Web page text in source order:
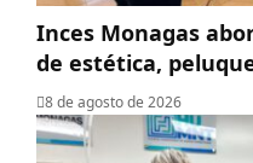
Inces Monagas
de estética,
8 de agosto de 2026